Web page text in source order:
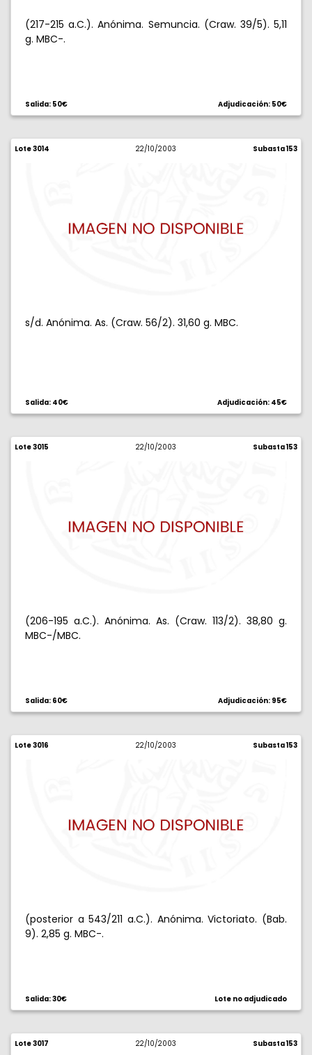
(217-215 a.C.). Anónima. Semuncia. (Craw. 39/5). 5,11
g. MBC-.
Salida: 50€ Adjudicación: 50€
Lote 3014 22/10/2003 Subasta 153
s/d. Anónima. As. (Craw. 56/2). 31,60 g. MBC.
Salida: 40€ Adjudicación: 45€
Lote 3015 22/10/2003 Subasta 153
(206-195 a.C.). Anónima. As. (Craw. 113/2). 38,80 g.
MBC-/MBC.
Salida: 60€ Adjudicación: 95€
Lote 3016 22/10/2003 Subasta 153
(posterior a 543/211 a.C.). Anónima. Victoriato. (Bab.
9). 2,85 g. MBC-.
Salida: 30€ Lote no adjudicado
Lote 3017 22/10/2003 Subasta 153